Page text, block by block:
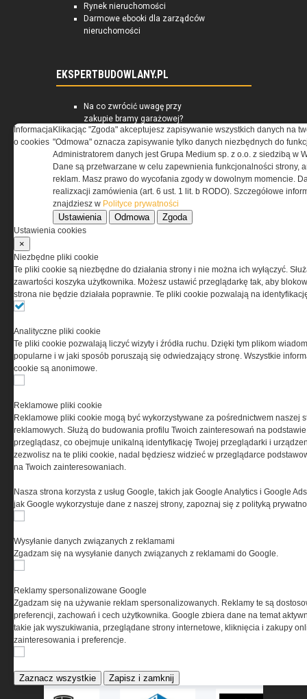
Rynek nieruchomości
Darmowe ebooki dla zarządców
nieruchomości
EKSPERTBUDOWLANY.PL
Na co zwrócić uwagę przy
zakupie bramy garażowej?
Ocieplenie poddasza - czym jest
skuteczna izolacja?
PORADNIK: Sposoby na
energooszczędny i zdrowy dom
IZOLACJE.COM.PL
jako materiał termoizolacyjny
ścian zewnętrznych
Materiały termoizolacyjne
przeznaczone do wysokich
przegród i złączy budowlanych
RYNEKINSTALACYJNY.PL
Przeciwpożarowe instalacje
wodociągowe – stan prawny
Zapotrzebowanie na moc
cieplną i energię użytkową do
podgrzania ciepłej wody
użytkowej
gazowych
ELEKTRO.INFO
wersji 6 mm²
Dlaczego warto wybrać
ogrzewanie...
Jak wybrać lampy wiszące do
domu?
Informacja
o cookies
Klikacjąc "Zgoda" akceptujesz zapisywanie wszystkich danych na
"Odmowa" oznacza zapisywanie tylko danych niezbędnych do
Administratorem danych jest Grupa Medium sp. z o.o. z siedzibą w
Dane są przetwarzane w celu zapewnienia funkcjonalności strony,
reklam. Masz prawo do wycofania zgody w dowolnym momencie.
realizxacji zamówienia (art. 6 ust. 1 lit. b RODO). Szczegółowe
znajdziesz w Polityce prywatności
Ustawienia Odmowa Zgoda
Ustawienia cookies
×
Niezbędne pliki cookie
Te pliki cookie są niezbędne do działania strony i nie można ich wyłączyć.
zawartości koszyka użytkownika. Możesz ustawić przeglądarkę tak, aby
strona nie będzie działała poprawnie. Te pliki cookie pozwalają na
Analityczne pliki cookie
Te pliki cookie pozwalają liczyć wizyty i źródła ruchu. Dzięki tym plikom
popularne i w jaki sposób poruszają się odwiedzający stronę. Wszystkie
cookie są anonimowe.
Reklamowe pliki cookie
Reklamowe pliki cookie mogą być wykorzystywane za pośrednictwem naszej
reklamowych. Służą do budowania profilu Twoich zainteresowań na
przeglądasz, co obejmuje unikalną identyfikację Twojej przeglądarki i
zezwolisz na te pliki cookie, nadal będziesz widzieć w przeglądarce
na Twoich zainteresowaniach.
Nasza strona korzysta z usług Google, takich jak Google Analytics i Google
jak Google wykorzystuje dane z naszej strony, zapoznaj się z polityką
Wysyłanie danych związanych z reklamami
Zgadzam się na wysyłanie danych związanych z reklamami do Google.
Reklamy spersonalizowane Google
Zgadzam się na używanie reklam spersonalizowanych. Reklamy te są
preferencji, zachowań i cech użytkownika. Google zbiera dane na temat
takie jak wyszukiwania, przeglądane strony internetowe, kliknięcia i zakupy
zainteresowania i preferencje.
Zaznacz wszystkie Zapisz i zamknij